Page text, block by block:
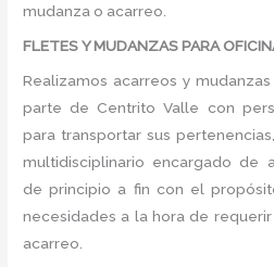
mudanza o acarreo.
FLETES Y MUDANZAS PARA
Realizamos acarreos y
parte de Centrito Valle con
para transportar sus
multidisciplinario encargado de
de principio a fin con el
necesidades a la hora de
acarreo.